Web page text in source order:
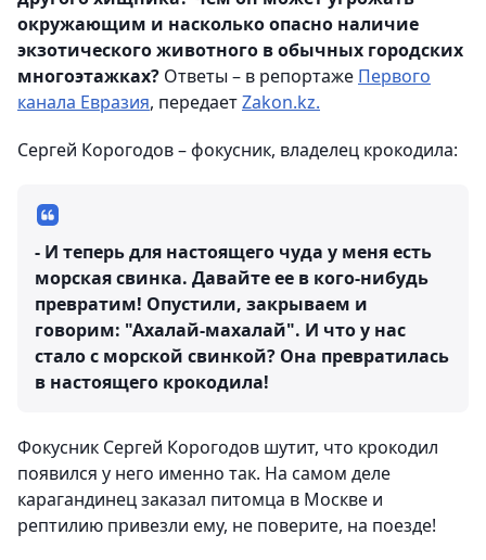
окружающим и насколько опасно наличие
экзотического животного в обычных городских
многоэтажках? Ответы – в репортаже Первого
канала Евразия, передаетZakon.kz.
Сергей Корогодов – фокусник, владелец крокодила:
- И теперь для настоящего чуда у меня есть
морская свинка. Давайте ее в кого-нибудь
превратим! Опустили, закрываем и
говорим: "Ахалай-махалай". И что у нас
стало с морской свинкой? Она превратилась
в настоящего крокодила!
Фокусник Сергей Корогодов шутит, что крокодил
появился у него именно так. На самом деле
карагандинец заказал питомца в Москве и
рептилию привезли ему, не поверите, на поезде!